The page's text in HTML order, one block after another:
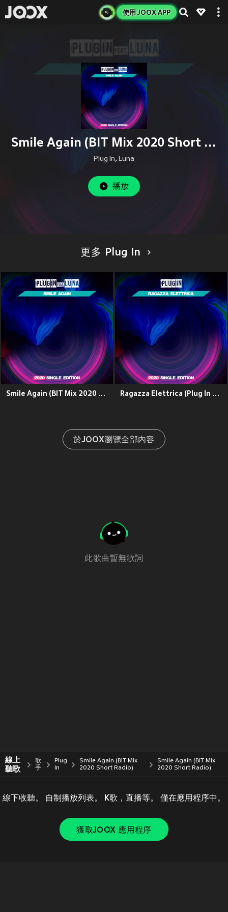
使用 JOOX APP
Smile Again (BIT Mix 2020 Short Radio)
Plug In, Luna
播放
更多 Plug In
Smile Again (BIT Mix 2020 Short Radio) Ragazza Elettrica (Plug In 2020 Short Radio)
於JOOX瀏覽全部內容
此歌曲暫無歌詞
線上
聽歌
歌
手
Plug
In
Smile Again (BIT Mix
2020 Short Radio)
Smile Again (BIT Mix
2020 Short Radio)
線下收聽。 自制播放列表。 K歌，直播等。 僅在應用程序中。
獲取JOOX 應用程序